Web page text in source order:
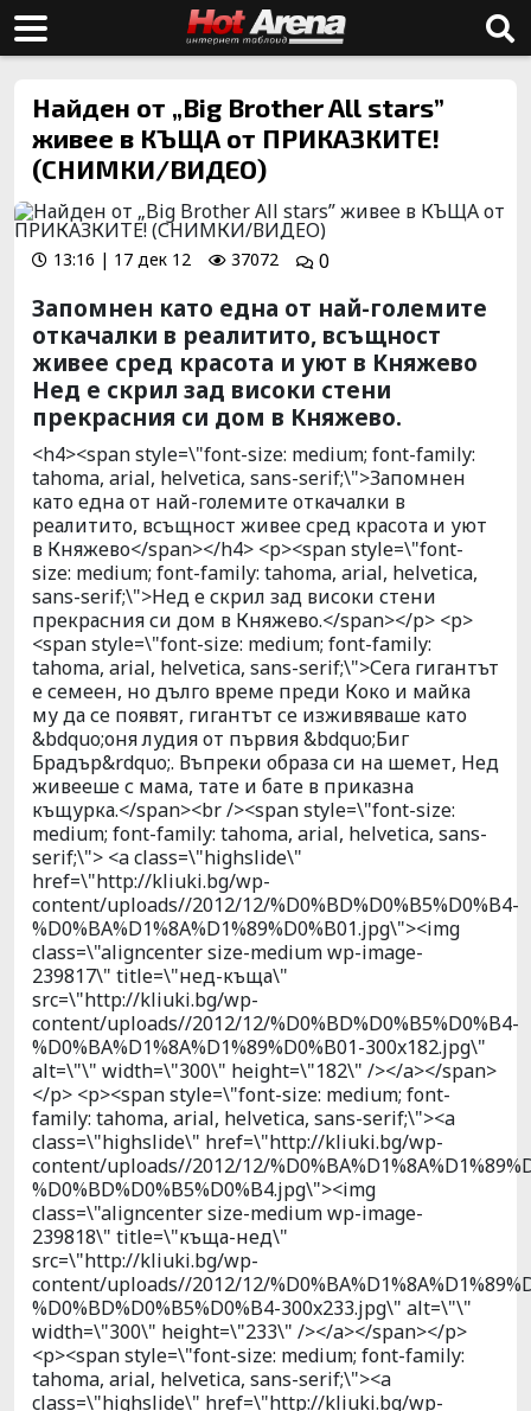
Найден от „Big Brother All stars”
живее в КЪЩА от ПРИКАЗКИТЕ!
(СНИМКИ/ВИДЕО)
13:16 | 17 дек 12 37072 0
Запомнен като една от най-големите
откачалки в реалитито, всъщност
живее сред красота и уют в Княжево
Нед е скрил зад високи стени
прекрасния си дом в Княжево.
<h4><span style=\"font-size: medium; font-family:
tahoma, arial, helvetica, sans-serif;\">Запомнен
като една от най-големите откачалки в
реалитито, всъщност живее сред красота и уют
в Княжево</span></h4> <p><span style=\"font-
size: medium; font-family: tahoma, arial, helvetica,
sans-serif;\">Нед е скрил зад високи стени
прекрасния си дом в Княжево.</span></p> <p>
<span style=\"font-size: medium; font-family:
tahoma, arial, helvetica, sans-serif;\">Сега гигантът
е семеен, но дълго време преди Коко и майка
му да се появят, гигантът се изживяваше като
&bdquo;оня лудия от първия &bdquo;Биг
Брадър&rdquo;. Въпреки образа си на шемет, Нед
живееше с мама, тате и бате в приказна
къщурка.</span><br /><span style=\"font-size:
medium; font-family: tahoma, arial, helvetica, sans-
serif;\"> <a class=\"highslide\"
href=\"http://kliuki.bg/wp-
content/uploads//2012/12/%D0%BD%D0%B5%D0%B4-
%D0%BA%D1%8A%D1%89%D0%B01.jpg\"><img
class=\"aligncenter size-medium wp-image-
239817\" title=\"нед-къща\"
src=\"http://kliuki.bg/wp-
content/uploads//2012/12/%D0%BD%D0%B5%D0%B4-
%D0%BA%D1%8A%D1%89%D0%B01-300x182.jpg\"
alt=\"\" width=\"300\" height=\"182\" /></a></span>
</p> <p><span style=\"font-size: medium; font-
family: tahoma, arial, helvetica, sans-serif;\"><a
class=\"highslide\" href=\"http://kliuki.bg/wp-
content/uploads//2012/12/
%D0%BD%D0%B5%D0%B4.jpg\"><img
class=\"aligncenter size-medium wp-image-
239818\" title=\"къща-нед\"
src=\"http://kliuki.bg/wp-
content/uploads//2012/12/
%D0%BD%D0%B5%D0%B4-300x233.jpg\" alt=\"\"
width=\"300\" height=\"233\" /></a></span></p>
<p><span style=\"font-size: medium; font-family:
tahoma, arial, helvetica, sans-serif;\"><a
class=\"highslide\" href=\"http://kliuki.bg/wp-